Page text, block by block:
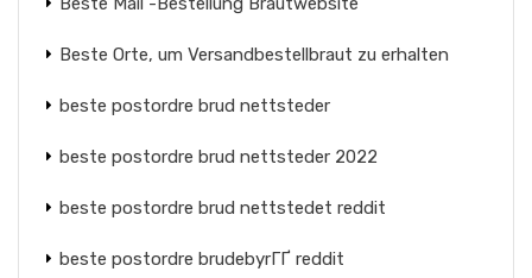
Beste Orte, um Versandbestellbraut zu erhalten
beste postordre brud nettsteder
beste postordre brud nettsteder 2022
beste postordre brud nettstedet reddit
beste postordre brudebyrГҐ reddit